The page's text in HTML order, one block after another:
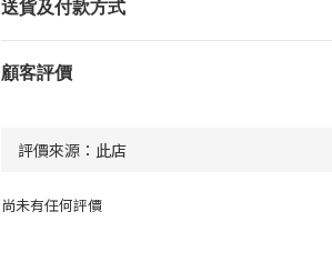
送貨及付款方式
顧客評價
尚未有任何評價